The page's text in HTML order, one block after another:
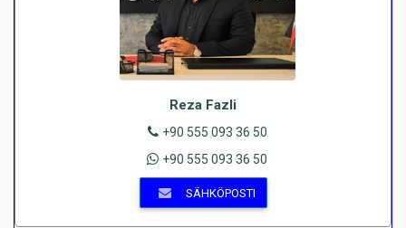
Reza Fazli
+90 555 093 36 50
+90 555 093 36 50
SÄHKÖPOSTI